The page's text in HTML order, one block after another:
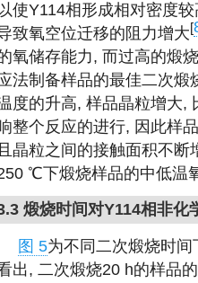
使Y114相形成相对密度
致氧空位迁移的阻力增大[
氧储存能力, 而过高的煅
法制备样品的最佳二次
度的升高, 样品晶粒增大,
整个反应的进行, 因此样品
且晶粒之间的接触面积不
℃下煅烧样品的中低温
煅烧时间对Y114相非化
图 5为不同二次煅烧时
出, 二次煅烧20 h的样品的